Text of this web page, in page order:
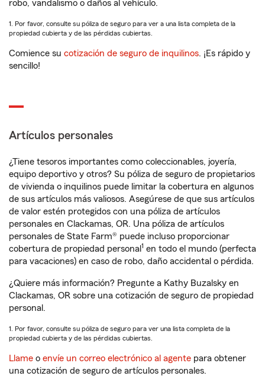
robo, vandalismo o daños al vehículo.
1. Por favor, consulte su póliza de seguro para ver a una lista completa de la
propiedad cubierta y de las pérdidas cubiertas.
Comience su cotización de seguro de inquilinos. ¡Es rápido y
sencillo!
Artículos personales
¿Tiene tesoros importantes como coleccionables, joyería,
equipo deportivo y otros? Su póliza de seguro de propietarios
de vivienda o inquilinos puede limitar la cobertura en algunos
de sus artículos más valiosos. Asegúrese de que sus artículos
de valor estén protegidos con una póliza de artículos
personales en Clackamas, OR. Una póliza de artículos
personales de State Farm® puede incluso proporcionar
cobertura de propiedad personal 1 en todo el mundo (perfecta
para vacaciones) en caso de robo, daño accidental o pérdida.
¿Quiere más información? Pregunte a Kathy Buzalsky en
Clackamas, OR sobre una cotización de seguro de propiedad
personal.
1. Por favor, consulte su póliza de seguro para ver una lista completa de la
propiedad cubierta y de las pérdidas cubiertas.
Llame o envíe un correo electrónico al agente para obtener
una cotización de seguro de artículos personales.